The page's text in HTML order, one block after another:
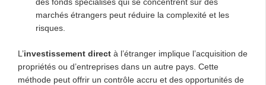
marchés étrangers peut réduire la complexité et les
risques.
L’investissement direct à l’étranger implique l’acquisition de
propriétés ou d’entreprises dans un autre pays. Cette
méthode peut offrir un contrôle accru et des opportunités de